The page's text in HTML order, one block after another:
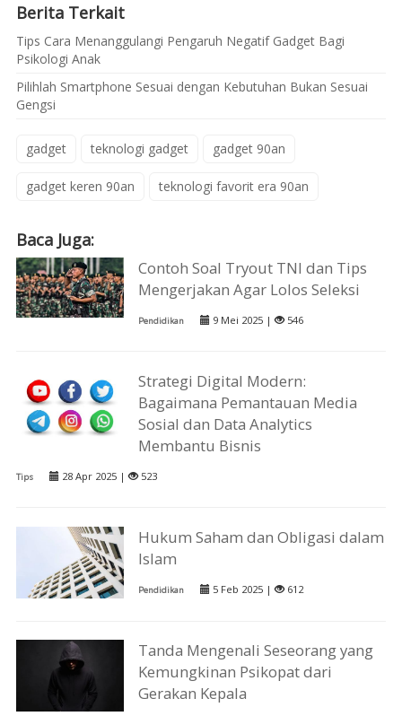
Berita Terkait
Tips Cara Menanggulangi Pengaruh Negatif Gadget Bagi
Psikologi Anak
Pilihlah Smartphone Sesuai dengan Kebutuhan Bukan Sesuai
Gengsi
gadget teknologi gadget gadget 90an
gadget keren 90an teknologi favorit era 90an
Baca Juga:
Contoh Soal Tryout TNI dan Tips
Mengerjakan Agar Lolos Seleksi
Pendidikan 9 Mei 2025 | 546
Strategi Digital Modern:
Bagaimana Pemantauan Media
Sosial dan Data Analytics
Membantu Bisnis
Tips 28 Apr 2025 | 523
Hukum Saham dan Obligasi dalam
Islam
Pendidikan 5 Feb 2025 | 612
Tanda Mengenali Seseorang yang
Kemungkinan Psikopat dari
Gerakan Kepala